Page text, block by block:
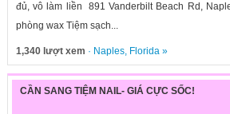
đủ, vô làm liền 891 Vanderbilt Beach Rd,
phòng wax Tiệm sạch...
1,340 lượt xem · Naples, Florida»
CẦN SANG TIỆM NAIL- GIÁ CỰC SỐC!